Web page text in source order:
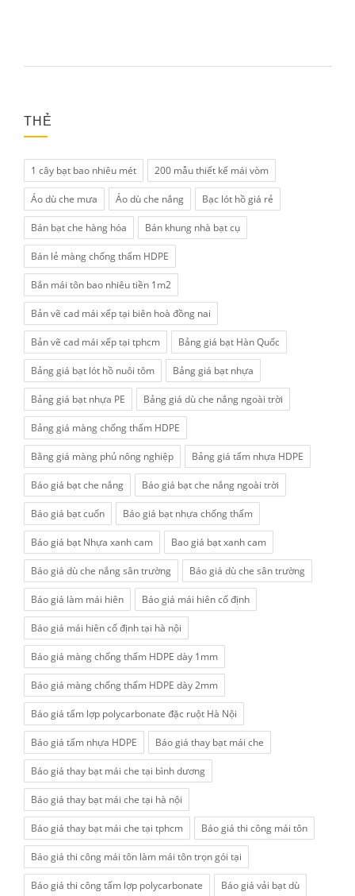
THẺ
1 cây bạt bao nhiêu mét 200 mẫu thiết kế mái vòm
Áo dù che mưa Áo dù che nắng Bạc lót hồ giá rẻ
Bán bạt che hàng hóa Bán khung nhà bạt cụ
Bán lẻ màng chống thấm HDPE
Bắn mái tôn bao nhiêu tiền 1m2
Bản vẽ cad mái xếp tại biên hoà đồng nai
Bản vẽ cad mái xếp tại tphcm Bảng giá bạt Hàn Quốc
Bảng giá bạt lót hồ nuôi tôm Bảng giá bạt nhựa
Bảng giá bạt nhựa PE Bảng giá dù che nắng ngoài trời
Bảng giá màng chống thấm HDPE
Bằng giá màng phủ nông nghiệp Bảng giá tấm nhựa HDPE
Báo giá bạt che nắng Báo giá bạt che nắng ngoài trời
Báo giá bạt cuốn Báo giá bạt nhựa chống thấm
Báo giá bạt Nhựa xanh cam Bao giá bạt xanh cam
Báo giá dù che nắng sân trường Báo giá dù che sân trường
Báo giá làm mái hiên Báo giá mái hiên cố định
Báo giá mái hiên cố định tại hà nội
Báo giá màng chống thấm HDPE dày 1mm
Báo giá màng chống thấm HDPE dày 2mm
Báo giá tấm lợp polycarbonate đặc ruột Hà Nội
Báo giá tấm nhựa HDPE Báo giá thay bạt mái che
Báo giá thay bạt mái che tại bình dương
Báo giá thay bạt mái che tại hà nội
Báo giá thay bạt mái che tại tphcm Báo giá thi công mái tôn
Báo giá thi công mái tôn làm mái tôn trọn gói tại
Báo giá thi công tấm lợp polycarbonate Báo giá vải bạt dù